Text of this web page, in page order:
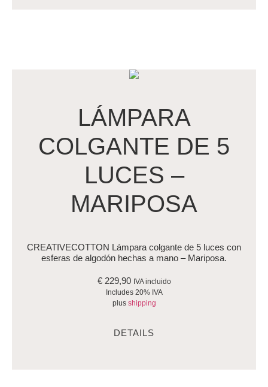
LÁMPARA
COLGANTE DE 5
LUCES –
MARIPOSA
CREATIVECOTTON Lámpara colgante de 5 luces con
esferas de algodón hechas a mano – Mariposa.
€229,90 IVA incluido
Includes 20% IVA
plus shipping
DETAILS